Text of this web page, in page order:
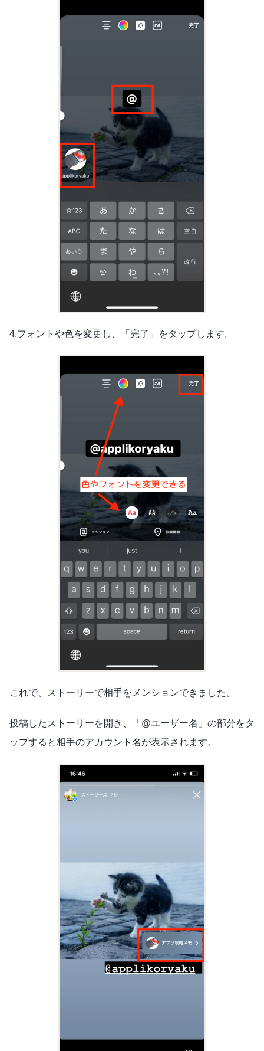
4.フォントや色を変更し、「完了」をタップします。
これで、ストーリーで相手をメンションできました。
投稿したストーリーを開き、「@ユーザー名」の部分をタ
ップすると相手のアカウント名が表示されます。